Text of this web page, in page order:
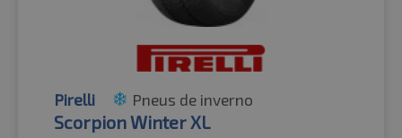
Pirelli Pneus de inverno
Scorpion Winter XL